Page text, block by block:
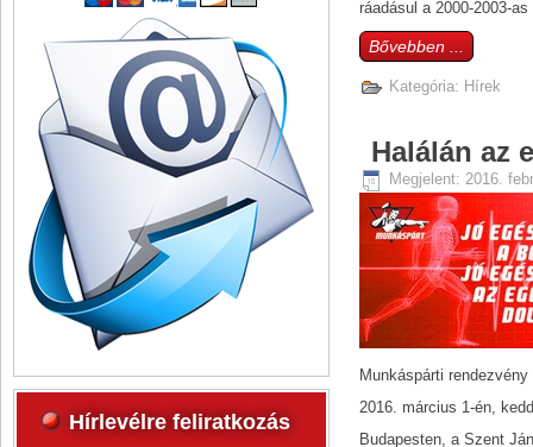
Hírlevélre feliratkozás
ráadásul a 2000-2003-
Bővebben ...
Kategória: Hírek
Halálán az
Megjelent: 2016.
Munkáspárti
2016. március 1-én,
Budapesten, a Szent